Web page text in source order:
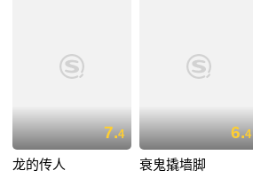
7.4
龙的传人
6.4
衰鬼撬墙脚